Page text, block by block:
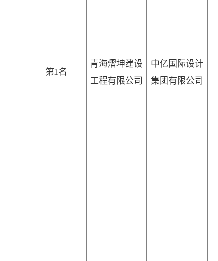
第1名
青海熠坤建设
工程有限公司
中亿国际设计
集团有限公司